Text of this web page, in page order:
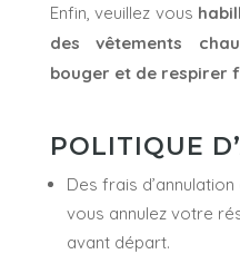
Enfin, veuillez vous
des vêtements
bouger et de respirer
POLITIQUE
Des frais
vous annulez votre
avant départ.